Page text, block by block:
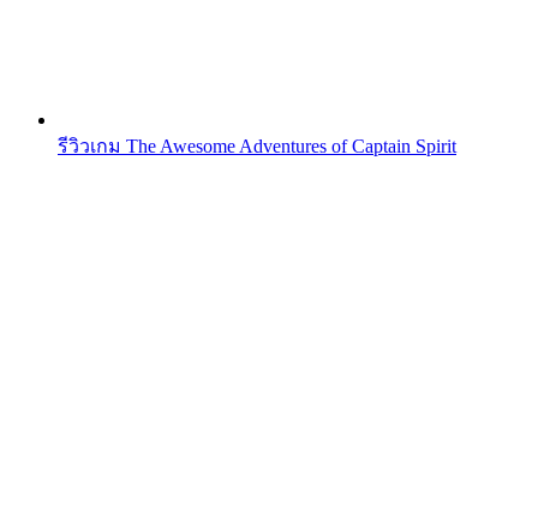
รีวิวเกม The Awesome Adventures of Captain Spirit